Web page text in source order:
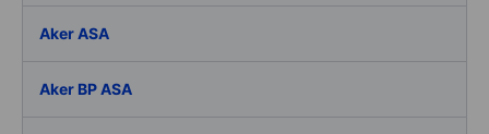
Aker ASA
Aker BP ASA